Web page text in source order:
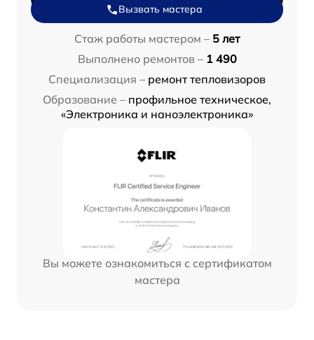
Вызвать мастера
Стаж работы мастером – 5 лет
Выполнено ремонтов – 1 490
Специализация – ремонт тепловизоров
Образование – профильное техническое,
«Электроника и наноэлектроника»
Вы можете ознакомиться с сертификатом
мастера